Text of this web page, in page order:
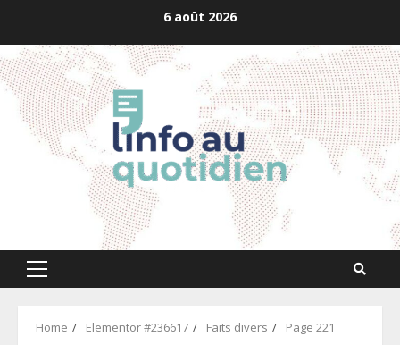
content
6 août 2026
Primary
Home Elementor #236617 Faits divers Page 221